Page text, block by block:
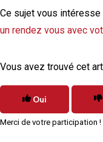
Ce sujet vous
un rendez vous avec
Vous avez trouvé cet
Oui
Merci de votre participation !